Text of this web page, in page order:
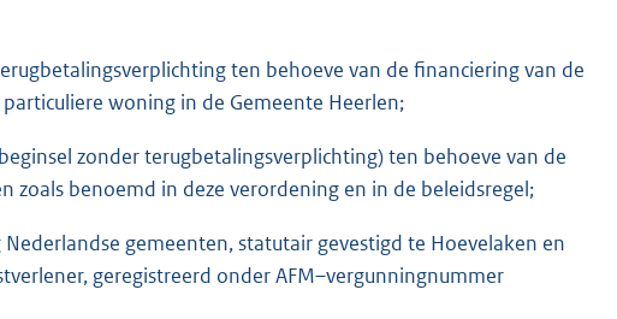
ten behoeve van de financiering van de
woning in de Gemeente Heerlen;
zonder terugbetalingsverplichting) ten behoeve van de
zoals benoemd in deze verordening en in de beleidsregel;
gemeenten, statutair gevestigd te Hoevelaken en
geregistreerd onder AFM–vergunningnummer